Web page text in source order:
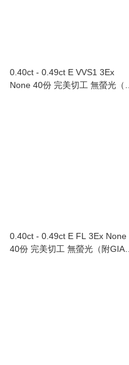
0.40ct - 0.49ct E VVS1 3Ex
None 40份 完美切工 無螢光（附
0.40ct - 0.49ct E FL 3Ex None
40份 完美切工 無螢光（附GIA證